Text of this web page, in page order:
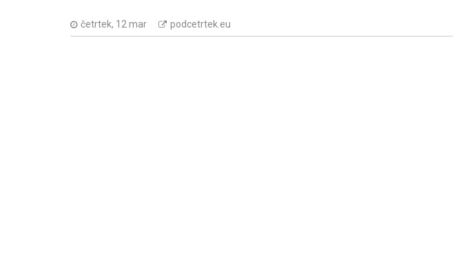
četrtek, 12 mar podcetrtek.eu